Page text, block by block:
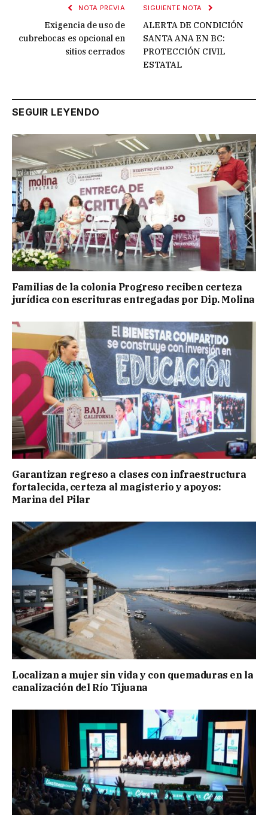
NOTA PREVIA
Exigencia de uso de
cubrebocas es opcional en
sitios cerrados
SIGUIENTE NOTA
ALERTA DE CONDICIÓN
SANTA ANA EN BC:
PROTECCIÓN CIVIL
ESTATAL
SEGUIR LEYENDO
Familias de la colonia Progreso reciben certeza
jurídica con escrituras entregadas por Dip. Molina
Garantizan regreso a clases con infraestructura
fortalecida, certeza al magisterio y apoyos:
Marina del Pilar
Localizan a mujer sin vida y con quemaduras en la
canalización del Río Tijuana